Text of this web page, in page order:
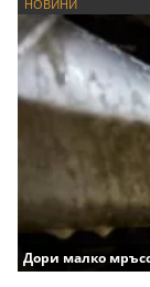
НОВИНИ
Дори малко